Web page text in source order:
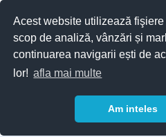
Acest website utilizează
scop de analiză, vânzări și
continuarea navigarii ești de
lor! afla mai multe
Am inteles